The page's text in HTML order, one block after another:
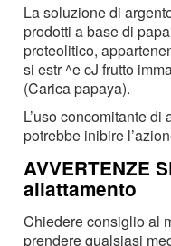
La soluzione di
prodotti a base di
proteolitico,
si estr ^e cJ frutto
(Carica papaya).
L’uso concomitante
potrebbe inibire
AVVERTENZE
allattamento
Chiedere consiglio al
prendere qualsiasi